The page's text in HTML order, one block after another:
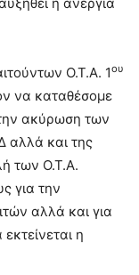
Ο.Τ.Α. 1ου
να καταθέσομε
ακύρωση των
αλλά και της
των Ο.Τ.Α.
για την
αλλά και για
η